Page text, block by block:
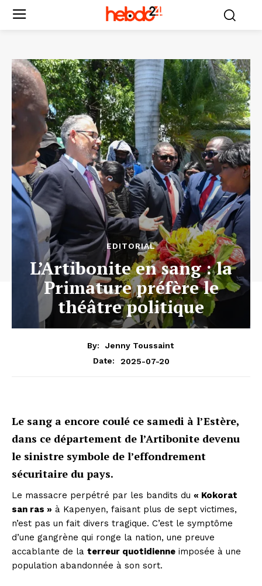
EDITORIAL
L’Artibonite en sang : la
Primature préfère le
théâtre politique
By:
Jenny Toussaint
Date:
2025-07-20
Le sang a encore coulé ce samedi à l’Estère,
dans ce département de l’Artibonite devenu
le sinistre symbole de l’effondrement
sécuritaire du pays.
Le massacre perpétré par les bandits du « Kokorat
san ras » à Kapenyen, faisant plus de sept victimes,
n’est pas un fait divers tragique. C’est le symptôme
d’une gangrène qui ronge la nation, une preuve
accablante de la terreur quotidienne imposée à une
population abandonnée à son sort.